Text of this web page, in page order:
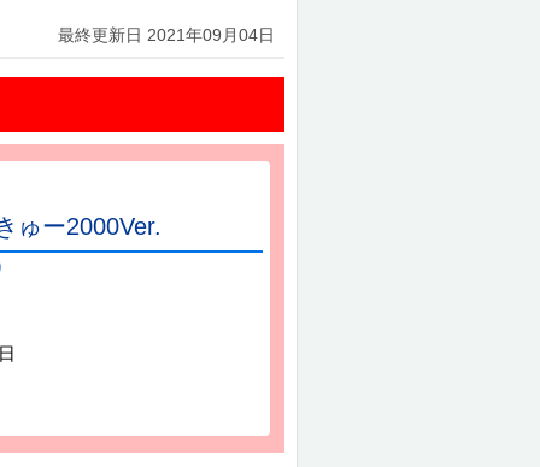
最終更新日 2021年09月04日
ゅー2000Ver.